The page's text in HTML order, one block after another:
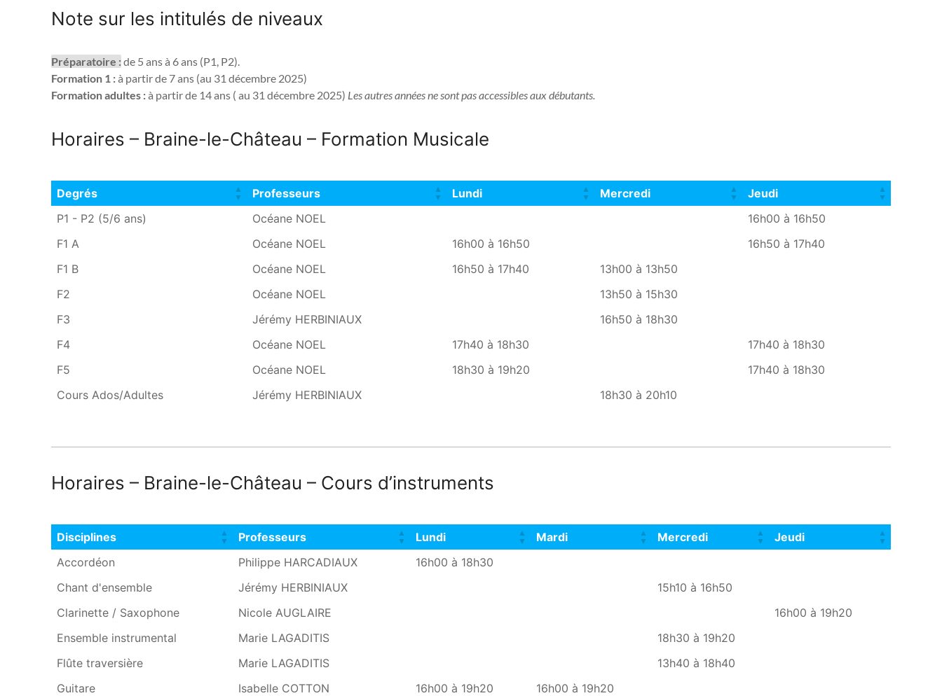
Note sur les intitulés de niveaux
Préparatoire : de 5 ans à 6 ans (P1, P2).
Formation 1 : à partir de 7 ans (au 31 décembre 2025)
Formation adultes : à partir de 14 ans ( au 31 décembre 2025) Les autres années ne sont pas accessibles aux débutants.
Horaires – Braine-le-Château – Formation Musicale
Degrés Professeurs Lundi Mercredi
Jeudi
Degrés
Professeurs Jeudi
P1 - P2 (5/6 ans) Océane NOEL
16h00 à 16h50
F1 A
Océane NOEL 16h00 à 16h50
16h50 à 17h40
F1 B
Océane NOEL 16h50 à 17h40
13h00 à 13h50
F2
Océane NOEL
13h50 à 15h30
F3
Jérémy HERBINIAUX
16h50 à 18h30
F4
Océane NOEL 17h40 à 18h30
17h40 à 18h30
F5
Océane NOEL 18h30 à 19h20
17h40 à 18h30
Cours Ados/Adultes
Jérémy HERBINIAUX 18h30 à 20h10
Horaires – Braine-le-Château – Cours d’instruments
Disciplines Professeurs Lundi Mardi Mercredi
Jeudi
Disciplines
Professeurs Lundi
Accordéon Philippe HARCADIAUX
16h00 à 18h30
Chant d'ensemble
Jérémy HERBINIAUX
15h10 à 16h50
Clarinette / Saxophone
Nicole AUGLAIRE
16h00 à 19h20
Ensemble instrumental
Marie LAGADITIS
18h30 à 19h20
Flûte traversière
Marie LAGADITIS
13h40 à 18h40
Guitare
Isabelle COTTON 16h00 à 19h20
16h00 à 19h20